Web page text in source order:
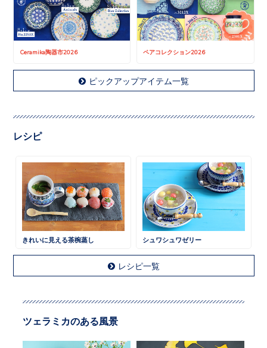
Ceramika陶器市2026 ペアコレクション2026
ピックアップアイテム一覧
レシピ
きれいに見える茶椀蒸し シュワシュワゼリー
レシピ一覧
ツェラミカのある風景